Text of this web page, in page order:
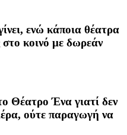
ενώ κάποια θέατρα
στο κοινό με δωρεάν
Θέατρο Ένα γιατί δεν
ούτε παραγωγή να